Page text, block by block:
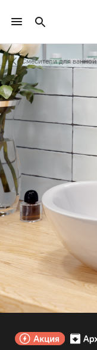
Смесители для ванной